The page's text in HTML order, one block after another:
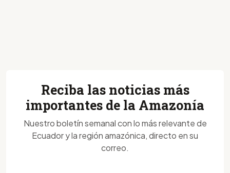
Reciba las noticias más
importantes de la Amazonía
Nuestro boletín semanal con lo más relevante de
Ecuador y la región amazónica, directo en su
correo.